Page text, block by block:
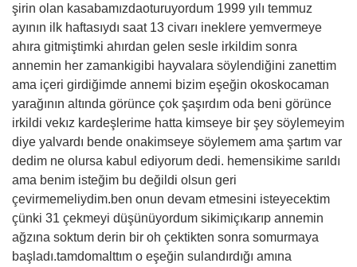
şirin olan kasabamızdaoturuyordum 1999 yılı temmuz
ayının ilk haftasıydı saat 13 civarı ineklere yemvermeye
ahıra gitmiştimki ahırdan gelen sesle irkildim sonra
annemin her zamankigibi hayvalara söylendiğini zanettim
ama içeri girdiğimde annemi bizim eşeğin okoskocaman
yarağının altında görünce çok şaşırdım oda beni görünce
irkildi vekız kardeşlerime hatta kimseye bir şey söylemeyim
diye yalvardı bende onakimseye söylemem ama şartım var
dedim ne olursa kabul ediyorum dedi. hemensikime sarıldı
ama benim isteğim bu değildi olsun geri
çevirmemeliydim.ben onun devam etmesini isteyecektim
çünki 31 çekmeyi düşünüyordum sikimiçıkarıp annemin
ağzına soktum derin bir oh çektikten sonra somurmaya
başladı.tamdomalttım o eşeğin sulandırdığı amına